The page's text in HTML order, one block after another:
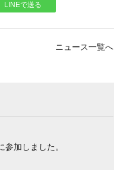
LINEで送る
ニュース一覧へ
加しました。